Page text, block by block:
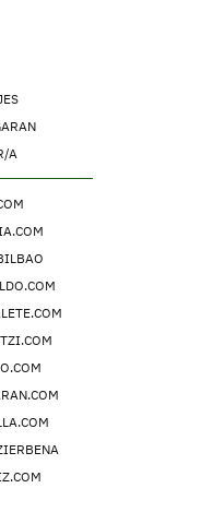
A